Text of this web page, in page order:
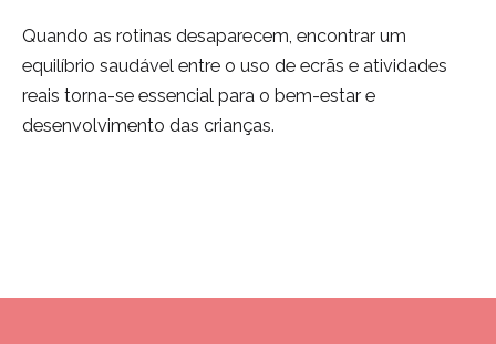
Quando as rotinas desaparecem, encontrar um
equilíbrio saudável entre o uso de ecrãs e atividades
reais torna-se essencial para o bem-estar e
desenvolvimento das crianças.